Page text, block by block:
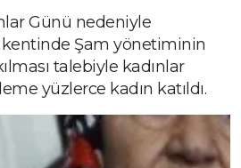
Günü nedeniyle
kentinde Şam yönetiminin
talebiyle kadınlar
yüzlerce kadın katıldı.